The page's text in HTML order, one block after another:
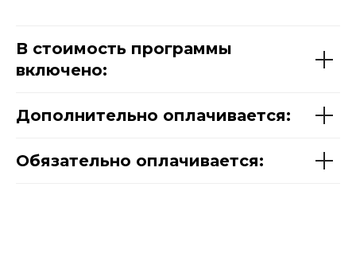
В стоимость программы
включено:
Дополнительно оплачивается:
Обязательно оплачивается: